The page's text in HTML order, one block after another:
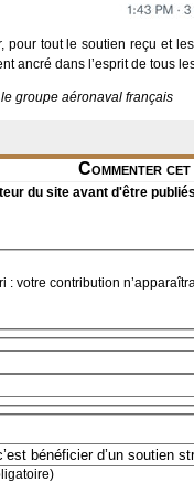
pour tout le soutien reçu et
ancré dans l’esprit de tous
groupe aéronaval français
Commenter
du site avant d'être
: votre contribution